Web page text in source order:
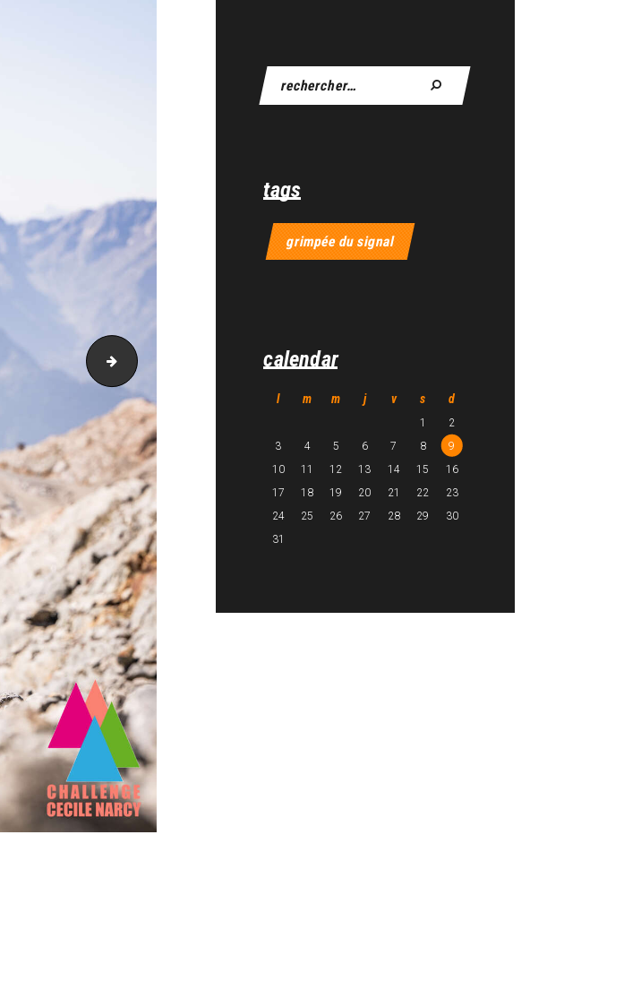
PIC_3091
tags
grimpée du signal
calendar
l m m j v s d
1
2
3
4 5 6 7 8
9
10
11 12 13 14 15
16
17
18 19 20 21 22
23
24
25 26 27 28 29
30
31